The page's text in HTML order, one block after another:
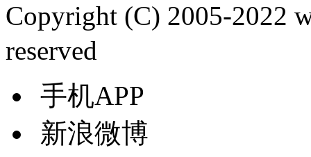
Copyright (C) 2005-2022
reserved
手机APP
新浪微博